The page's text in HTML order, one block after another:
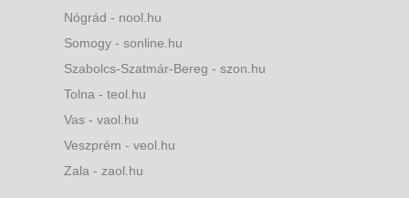
Nógrád - nool.hu
Somogy - sonline.hu
Szabolcs-Szatmár-Bereg - szon.hu
Tolna - teol.hu
Vas - vaol.hu
Veszprém - veol.hu
Zala - zaol.hu